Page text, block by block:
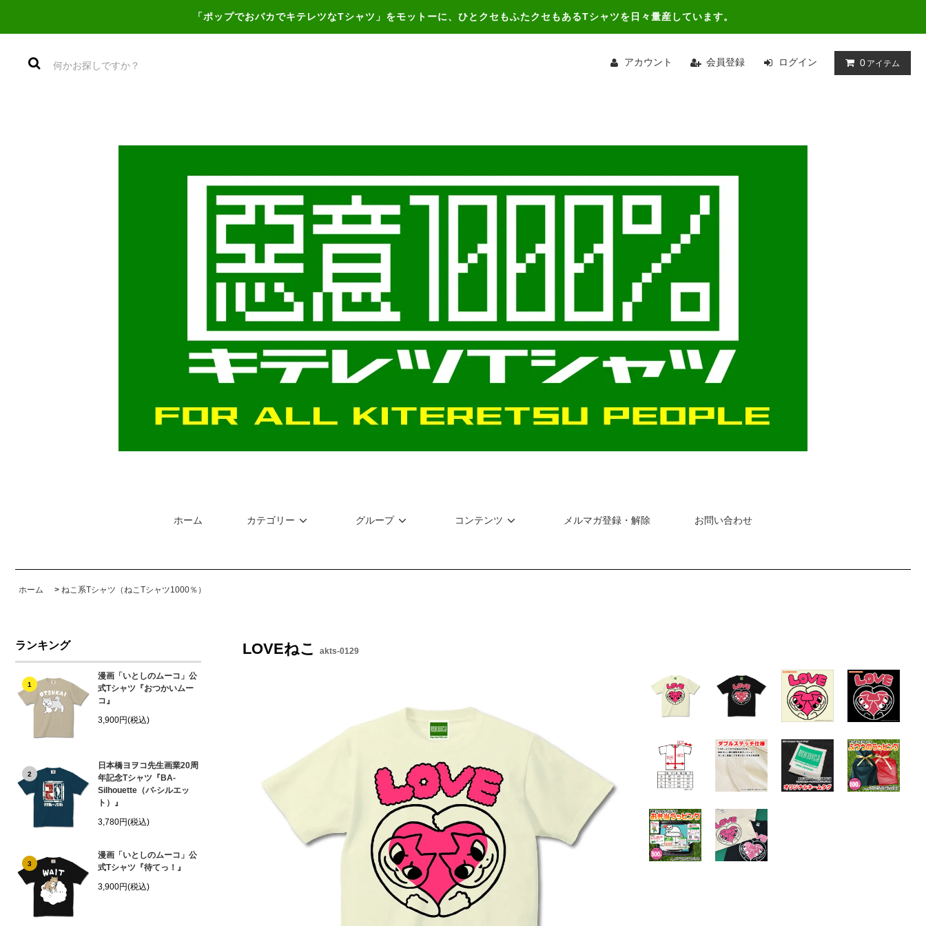
「ポップでおバカでキテレツなTシャツ」をモットーに、ひとクセもふたクセもあるTシャツを日々量産しています。
アカウント 会員登録 ログイン 0 アイテム
ホーム カテゴリー グループ コンテンツ メルマガ登録・解除 お問い合わせ
ホーム > ねこ系Tシャツ（ねこTシャツ1000％）
ランキング
1
漫画「いとしのムーコ」公
式Tシャツ『おつかいムー
コ』
3,900円(税込)
2
日本橋ヨヲコ先生画業20周
年記念Tシャツ『BA-
Silhouette（バ-シルエッ
ト）』
3,780円(税込)
3
漫画「いとしのムーコ」公
式Tシャツ『待てっ！』
3,900円(税込)
LOVEねこ akts-0129